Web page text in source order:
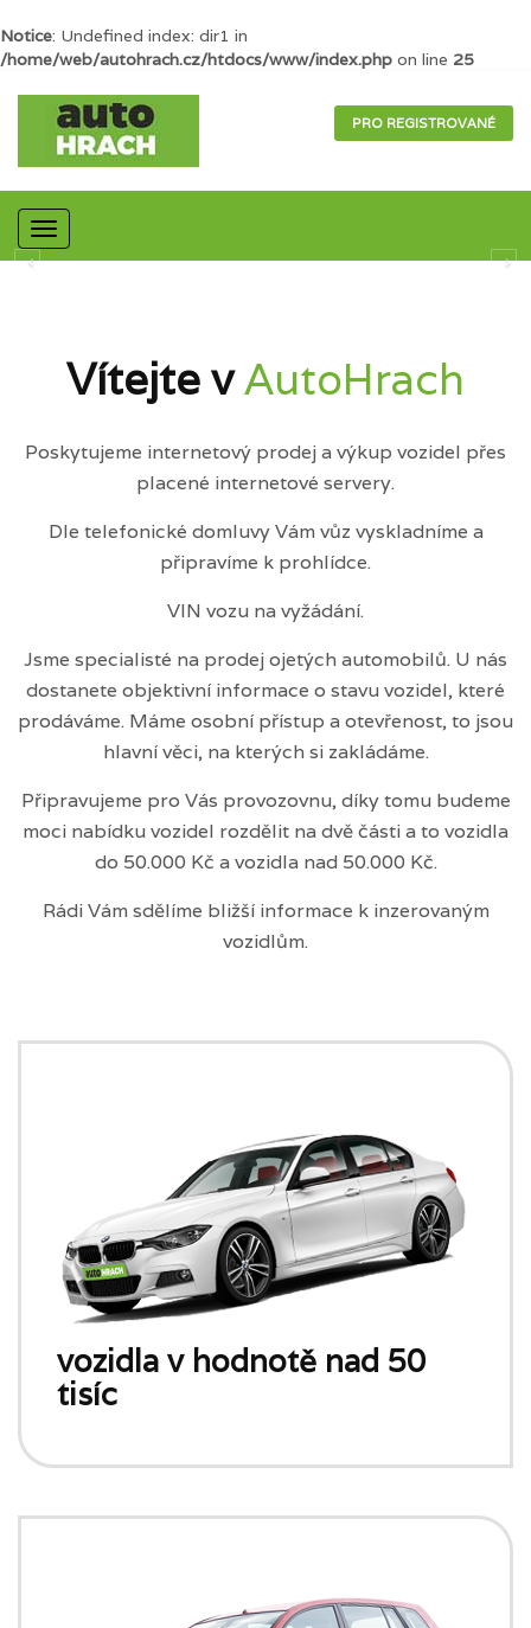
Notice: Undefined index: dir1 in
/home/web/autohrach.cz/htdocs/www/index.php on line 25
PRO REGISTROVANÉ
Mobilní
navigace
Vítejte vAutoHrach
Poskytujeme internetový prodej a výkup vozidel přes
placené internetové servery.
Dle telefonické domluvy Vám vůz vyskladníme a
připravíme k prohlídce.
VIN vozu na vyžádání.
Jsme specialisté na prodej ojetých automobilů. U nás
dostanete objektivní informace o stavu vozidel, které
prodáváme. Máme osobní přístup a otevřenost, to jsou
hlavní věci, na kterých si zakládáme.
Připravujeme pro Vás provozovnu, díky tomu budeme
moci nabídku vozidel rozdělit na dvě části a to vozidla
do 50.000 Kč a vozidla nad 50.000 Kč.
Rádi Vám sdělíme bližší informace k inzerovaným
vozidlům.
vozidla v hodnotě nad 50
tisíc